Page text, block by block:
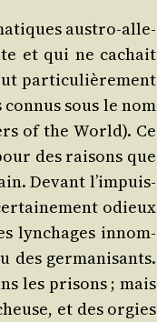
aus­tro-alle­
et qui ne cachait
par­ti­cu­liè­re­ment
sous le nom
of the World). Ce
des rai­sons que
Devant l’im­puis­
odieux
lyn­chages innom­
des ger­ma­ni­sants.
les pri­sons ; mais
et des orgies